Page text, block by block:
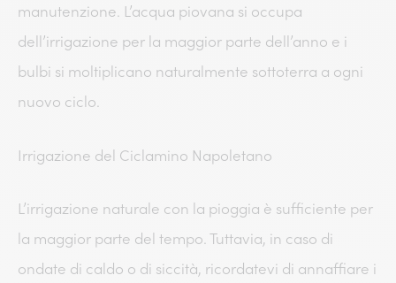
manutenzione. L’acqua piovana si occupa
dell’irrigazione per la maggior parte dell’anno e i
bulbi si moltiplicano naturalmente sottoterra a ogni
nuovo ciclo.
Irrigazione del Ciclamino Napoletano
L’irrigazione naturale con la pioggia è sufficiente per
la maggior parte del tempo. Tuttavia, in caso di
ondate di caldo o di siccità, ricordatevi di annaffiare i